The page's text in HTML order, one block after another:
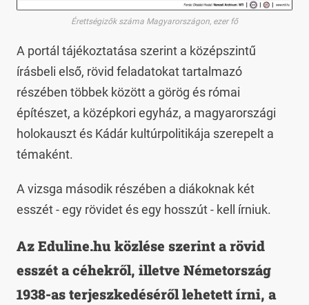
Érettségizők száma Magyarországon, ezer fő
A portál tájékoztatása szerint a középszintű
írásbeli első, rövid feladatokat tartalmazó
részében többek között a görög és római
építészet, a középkori egyház, a magyarországi
holokauszt és Kádár kultúrpolitikája szerepelt a
témaként.
A vizsga második részében a diákoknak két
esszét - egy rövidet és egy hosszút - kell írniuk.
Az Eduline.hu közlése szerint a rövid
esszét a céhekről, illetve Németország
1938-as terjeszkedéséről lehetett írni, a